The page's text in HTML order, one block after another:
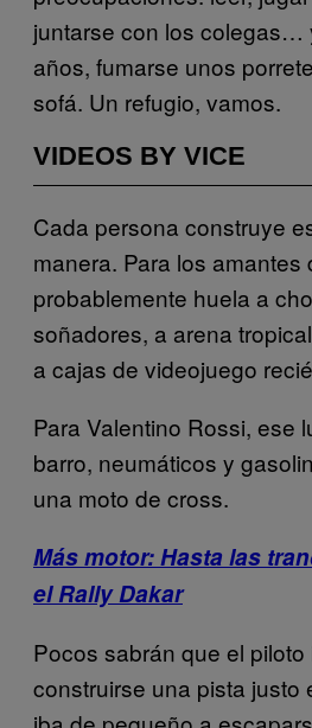
juntarse con los colegas…
años, fumarse unos
sofá. Un refugio, vamos.
VIDEOS BY VICE
Cada persona construye
manera. Para los amantes
probablemente huela a
soñadores, a arena
a cajas de videojuego
Para Valentino Rossi, ese
barro, neumáticos y
una moto de cross.
Más motor: Hasta las
el Rally Dakar
Pocos sabrán que el
construirse una pista justo